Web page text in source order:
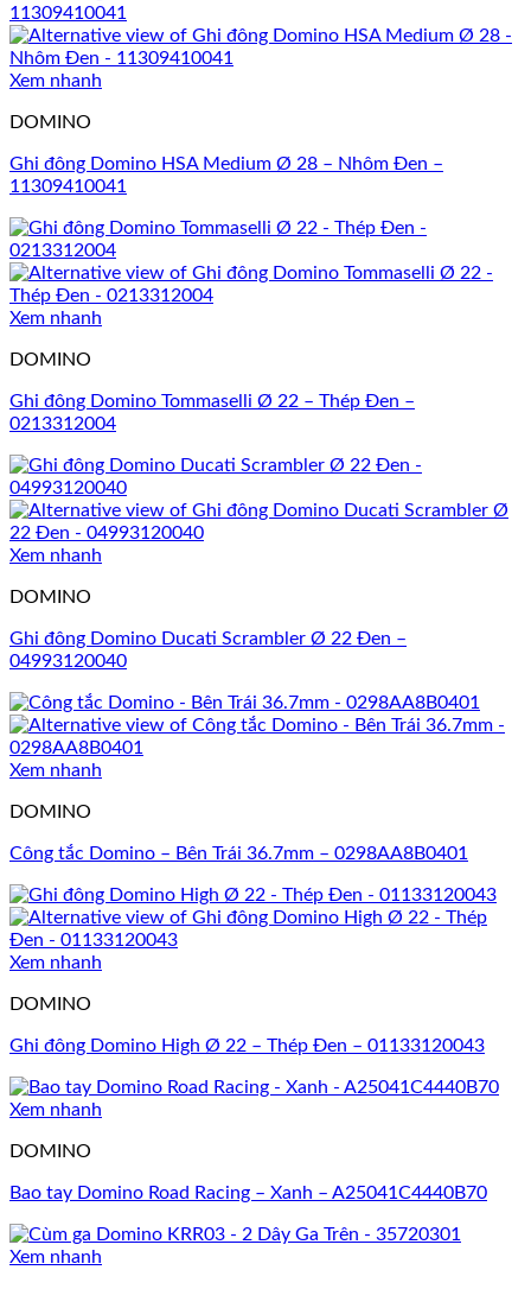
Xem nhanh
DOMINO
Ghi đông Domino HSA Medium Ø 28 – Nhôm Đen –
11309410041
Xem nhanh
DOMINO
Ghi đông Domino Tommaselli Ø 22 – Thép Đen –
0213312004
Xem nhanh
DOMINO
Ghi đông Domino Ducati Scrambler Ø 22 Đen –
04993120040
Xem nhanh
DOMINO
Công tắc Domino – Bên Trái 36.7mm – 0298AA8B0401
Xem nhanh
DOMINO
Ghi đông Domino High Ø 22 – Thép Đen – 01133120043
Xem nhanh
DOMINO
Bao tay Domino Road Racing – Xanh – A25041C4440B70
Xem nhanh